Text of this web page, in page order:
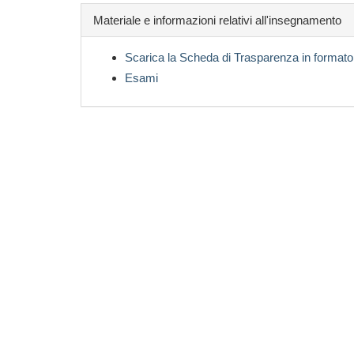
Materiale e informazioni relativi all'insegnamento
Scarica la Scheda di Trasparenza in
Esami